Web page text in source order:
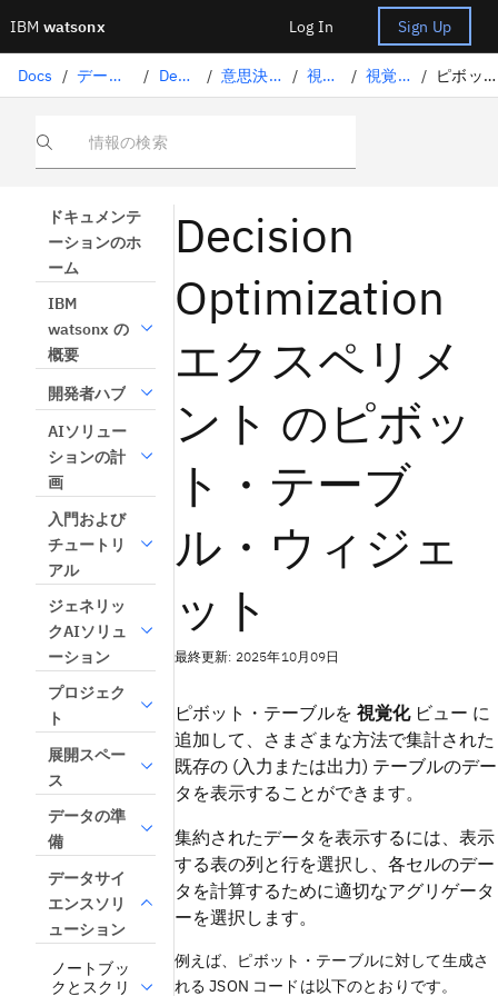
IBM watsonx Log In Sign Up
Docs / データサイエンスソリューション / Decision Optimization / 意思決定最適化のエクスペリメント / 視覚化ビュー / 視覚化ウィジェットの構文 / ピボット・テーブル・ウィジェット
情報の検索
ドキュメンテ
ーションのホ
ーム
IBM
watsonx の
概要
開発者ハブ
AIソリュー
ションの計
画
入門および
チュートリ
アル
ジェネリッ
クAIソリュ
ーション
プロジェク
ト
展開スペー
ス
データの準
備
データサイ
エンスソリ
ューション
ノートブッ
クとスクリ
Decision
Optimization
エクスペリメ
ント のピボッ
ト・テーブ
ル・ウィジェ
ット
最終更新: 2025年10月09日
ピボット・テーブルを 視覚化 ビュー に
追加して、さまざまな方法で集計された
既存の (入力または出力) テーブルのデー
タを表示することができます。
集約されたデータを表示するには、表示
する表の列と行を選択し、各セルのデー
タを計算するために適切なアグリゲータ
ーを選択します。
例えば、ピボット・テーブルに対して生成さ
れる JSON コードは以下のとおりです。